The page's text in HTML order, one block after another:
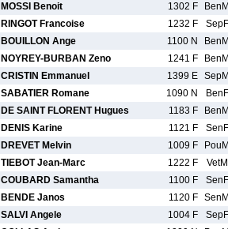
MOSSI Benoit 1302 F
RINGOT Francoise 1232 F
SepF
BOUILLON Ange 1100 N
NOYREY-BURBAN Zeno 1241 F
CRISTIN Emmanuel 1399 E
SABATIER Romane 1090 N
BenF
DE SAINT FLORENT Hugues 1183 F
DENIS Karine 1121 F
SenF
DREVET Melvin 1009 F
TIEBOT Jean-Marc 1222 F
VetM
COUBARD Samantha 1100 F
SenF
BENDE Janos 1120 F
SALVI Angele 1004 F
SepF